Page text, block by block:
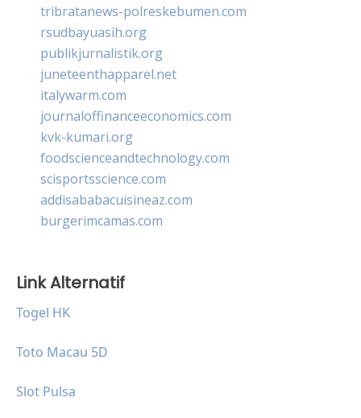
tribratanews-polreskebumen.com
rsudbayuasih.org
publikjurnalistik.org
juneteenthapparel.net
italywarm.com
journaloffinanceeconomics.com
kvk-kumari.org
foodscienceandtechnology.com
scisportsscience.com
addisababacuisineaz.com
burgerimcamas.com
Link Alternatif
Togel HK
Toto Macau 5D
Slot Pulsa